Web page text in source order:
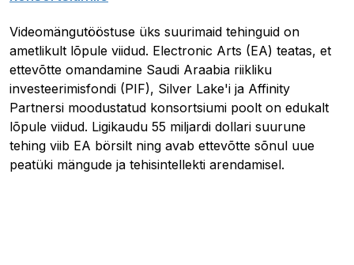
Videomängutööstuse üks suurimaid tehinguid on
ametlikult lõpule viidud. Electronic Arts (EA) teatas, et
ettevõtte omandamine Saudi Araabia riikliku
investeerimisfondi (PIF), Silver Lake'i ja Affinity
Partnersi moodustatud konsortsiumi poolt on edukalt
lõpule viidud. Ligikaudu 55 miljardi dollari suurune
tehing viib EA börsilt ning avab ettevõtte sõnul uue
peatüki mängude ja tehisintellekti arendamisel.